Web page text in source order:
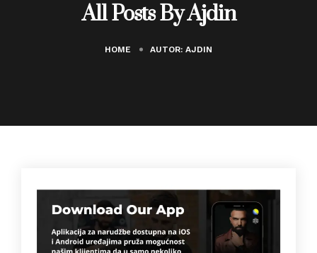
All Posts By Ajdin
HOME AUTOR: AJDIN